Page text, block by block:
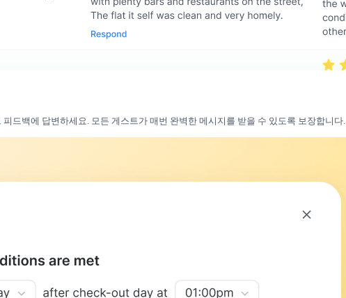
드백에 답변하세요. 모든 게스트가 매번 완벽한 메시지를 받을 수 있도록 보장합니다.